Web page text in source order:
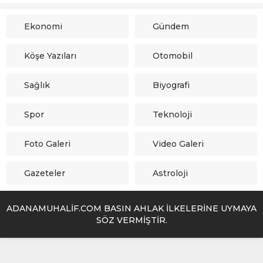
Ekonomi Gündem
Köşe Yazıları Otomobil
Sağlık Biyografi
Spor Teknoloji
Foto Galeri Video Galeri
Gazeteler Astroloji
ADANAMUHALİF.COM BASIN AHLAK İLKELERİNE UYMAYA
SÖZ VERMİŞTİR.